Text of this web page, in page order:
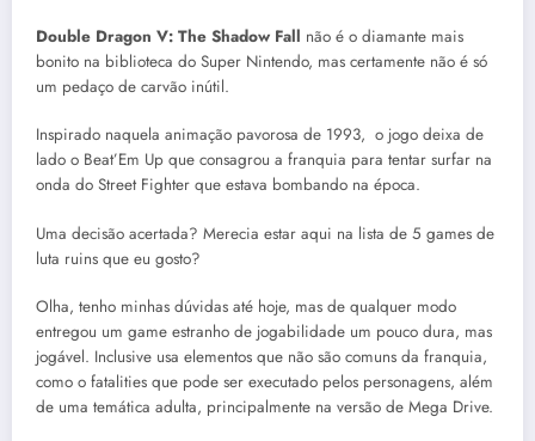
Double Dragon V: The Shadow Fall não é o diamante mais
bonito na biblioteca do Super Nintendo, mas certamente não é só
um pedaço de carvão inútil.
Inspirado naquela animação pavorosa de 1993, o jogo deixa de
lado o Beat’Em Up que consagrou a franquia para tentar surfar na
onda do Street Fighter que estava bombando na época.
Uma decisão acertada? Merecia estar aqui na lista de 5 games de
luta ruins que eu gosto?
Olha, tenho minhas dúvidas até hoje, mas de qualquer modo
entregou um game estranho de jogabilidade um pouco dura, mas
jogável. Inclusive usa elementos que não são comuns da franquia,
como o fatalities que pode ser executado pelos personagens, além
de uma temática adulta, principalmente na versão de Mega Drive.